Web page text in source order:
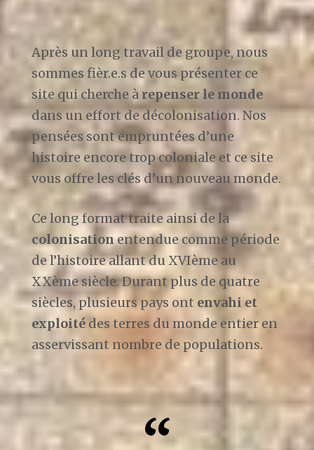
Après un long travail de groupe, nous
sommes fièr.e.s de vous présenter ce
site qui cherche à repenser le monde
dans un effort de décolonisation. Nos
pensées sont empruntées d’une
histoire encore trop coloniale et ce site
vous offre les clés d’un nouveau monde.
Ce long format traite ainsi de la
colonisationentendue comme période
de l’histoire allant du XVIème au
XXème siècle. Durant plus de quatre
siècles, plusieurs pays ont envahi et
exploité des terres du monde entier en
asservissant nombre de populations.